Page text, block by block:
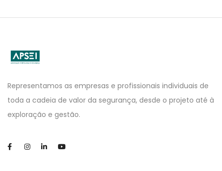
Representamos as empresas e profissionais individuais de
toda a cadeia de valor da segurança, desde o projeto até à
exploração e gestão.